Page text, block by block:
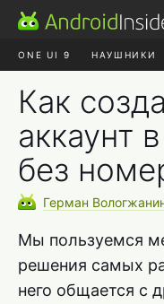
ONE UI 9 НАУШНИКИ
Как
аккаунт
без
Герман
Мы пользуемся
решения самых
него общается с